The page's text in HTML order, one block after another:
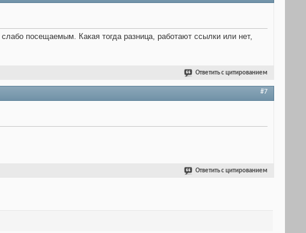
посещаемым. Какая тогда разница, работают ссылки или нет,
Ответить с цитированием
#7
Ответить с цитированием